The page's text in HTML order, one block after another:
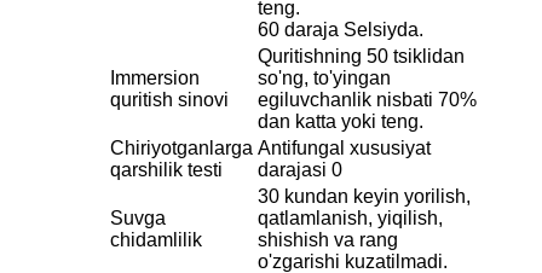
teng.
60 daraja Selsiyda.
Immersion
quritish sinovi
Quritishning 50 tsiklidan
so'ng, to'yingan
egiluvchanlik nisbati 70%
dan katta yoki teng.
Chiriyotganlarga
qarshilik testi
Antifungal xususiyat
darajasi 0
Suvga
chidamlilik
30 kundan keyin yorilish,
qatlamlanish, yiqilish,
shishish va rang
o'zgarishi kuzatilmadi.